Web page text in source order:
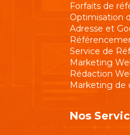
Forfaits de
Optimisation
Adresse et
Service de
Marketing
Rédaction
Marketing de
Nos